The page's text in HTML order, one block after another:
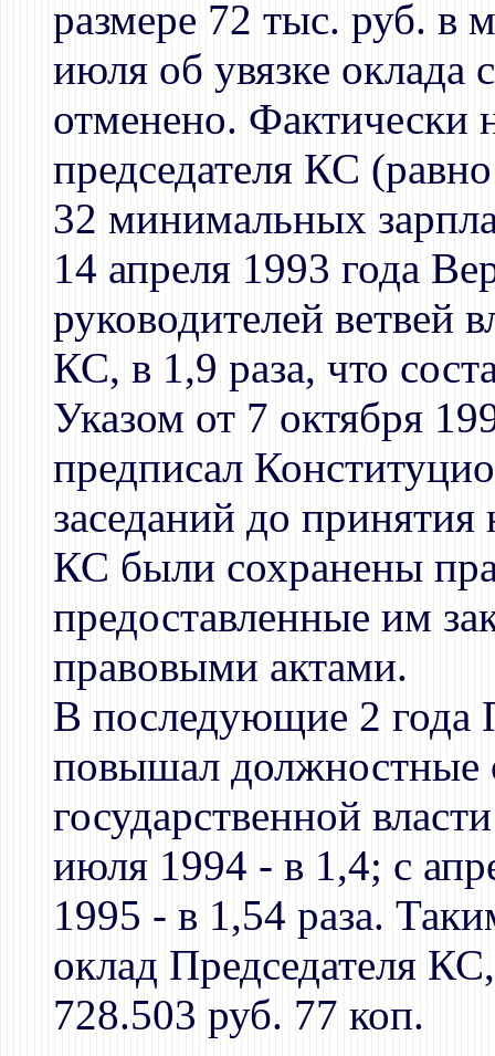
размере 72 тыс. руб. в
июля об увязке оклада
отменено. Фактически
председателя КС
32 минимальных
14 апреля 1993 года
руководителей ветвей
КС, в 1,9 раза, что
Указом от 7 октября
предписал
заседаний до
КС были сохранены
предоставленные им
правовыми актами.
В последующие 2 года
повышал должностные
государственной
июля 1994 - в 1,4; с
1995 - в 1,54 раза.
оклад Председателя
728.503 руб. 77 коп.